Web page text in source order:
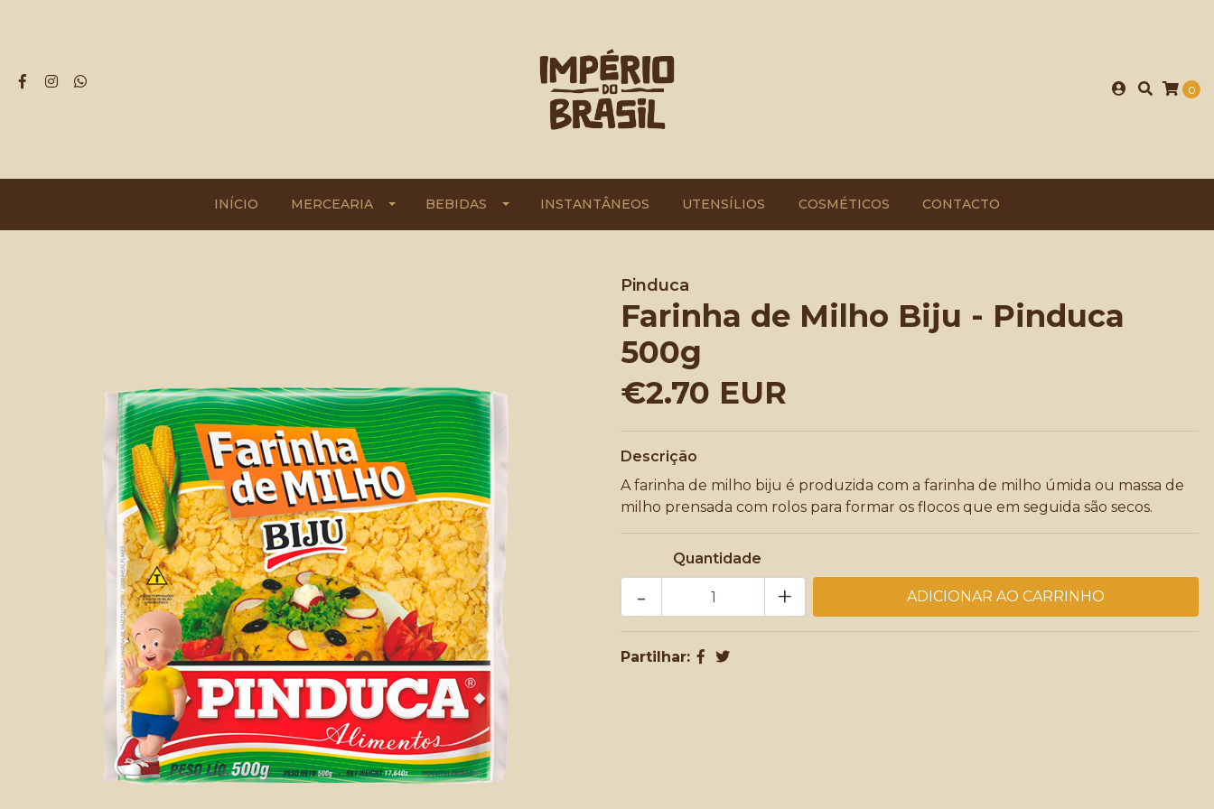
0
INÍCIO MERCEARIA BEBIDAS INSTANTÂNEOS UTENSÍLIOS COSMÉTICOS CONTACTO
Pinduca
Farinha de Milho Biju - Pinduca
500g
€2.70 EUR
Descrição
A farinha de milho biju é produzida com a farinha de milho úmida ou massa de
milho prensada com rolos para formar os flocos que em seguida são secos.
Quantidade
+
-
Partilhar: